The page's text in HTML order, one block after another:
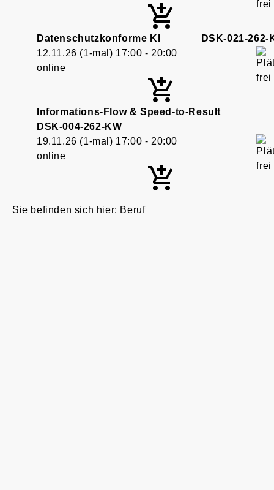
Datenschutzkonforme KI
DSK-021-262-
12.11.26 (1-mal) 17:00 - 20:00
online
Informations-Flow & Speed-to-Result
DSK-004-262-KW
19.11.26 (1-mal) 17:00 - 20:00
online
Beruf